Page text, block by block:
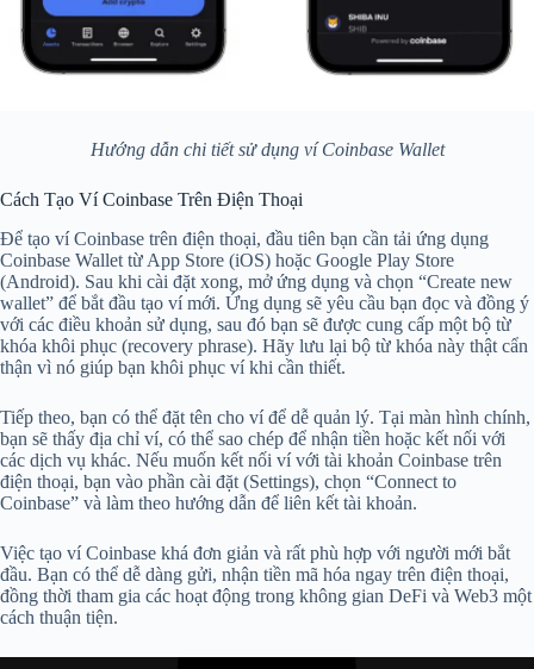
Hướng dẫn chi tiết sử dụng ví Coinbase Wallet
Cách Tạo Ví Coinbase Trên Điện Thoại
Để tạo ví Coinbase trên điện thoại, đầu tiên bạn cần tải ứng dụng
Coinbase Wallet từ App Store (iOS) hoặc Google Play Store
(Android). Sau khi cài đặt xong, mở ứng dụng và chọn “Create new
wallet” để bắt đầu tạo ví mới. Ứng dụng sẽ yêu cầu bạn đọc và đồng ý
với các điều khoản sử dụng, sau đó bạn sẽ được cung cấp một bộ từ
khóa khôi phục (recovery phrase). Hãy lưu lại bộ từ khóa này thật cẩn
thận vì nó giúp bạn khôi phục ví khi cần thiết.
Tiếp theo, bạn có thể đặt tên cho ví để dễ quản lý. Tại màn hình chính,
bạn sẽ thấy địa chỉ ví, có thể sao chép để nhận tiền hoặc kết nối với
các dịch vụ khác. Nếu muốn kết nối ví với tài khoản Coinbase trên
điện thoại, bạn vào phần cài đặt (Settings), chọn “Connect to
Coinbase” và làm theo hướng dẫn để liên kết tài khoản.
Việc tạo ví Coinbase khá đơn giản và rất phù hợp với người mới bắt
đầu. Bạn có thể dễ dàng gửi, nhận tiền mã hóa ngay trên điện thoại,
đồng thời tham gia các hoạt động trong không gian DeFi và Web3 một
cách thuận tiện.